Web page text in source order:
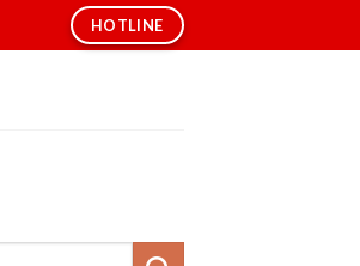
HOTLINE